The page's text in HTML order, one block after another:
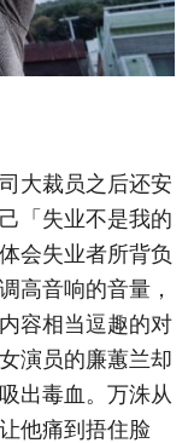
大裁员之后还安
「失业不是我的
会失业者所背负
高音响的音量，
容相当逗趣的对
演员的廉蕙兰却
出毒血。万洙从
他痛到捂住脸